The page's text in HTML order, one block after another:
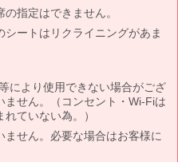
指定はできません。
ートはリクライニングがあま
により使用できない場合がござ
せん。（コンセント・Wi-Fiは
ていない為。）
せん。必要な場合はお客様に